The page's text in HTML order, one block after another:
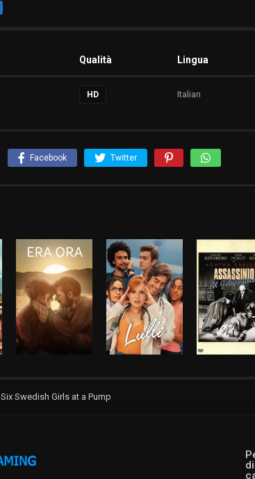
Qualità Lingua
HD Italian
Facebook Twitter
Six Swedish Girls at a Pump